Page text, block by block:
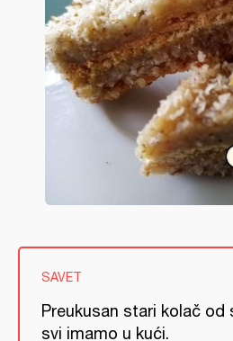
SAVET
Preukusan stari kolač od
svi imamo u kući.